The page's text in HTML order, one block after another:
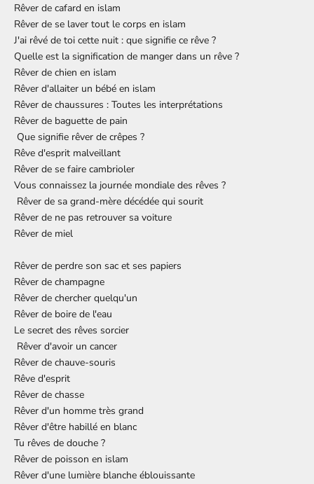
Rêver de cafard en islam
Rêver de se laver tout le corps en islam
J'ai rêvé de toi cette nuit : que signifie ce rêve ?
Quelle est la signification de manger dans un rêve ?
Rêver de chien en islam
Rêver d'allaiter un bébé en islam
Rêver de chaussures : Toutes les interprétations
Rêver de baguette de pain
Que signifie rêver de crêpes ?
Rêve d'esprit malveillant
Rêver de se faire cambrioler
Vous connaissez la journée mondiale des rêves ?
Rêver de sa grand-mère décédée qui sourit
Rêver de ne pas retrouver sa voiture
Rêver de miel
Rêver de perdre son sac et ses papiers
Rêver de champagne
Rêver de chercher quelqu'un
Rêver de boire de l'eau
Le secret des rêves sorcier
Rêver d'avoir un cancer
Rêver de chauve-souris
Rêve d'esprit
Rêver de chasse
Rêver d'un homme très grand
Rêver d'être habillé en blanc
Tu rêves de douche ?
Rêver de poisson en islam
Rêver d'une lumière blanche éblouissante